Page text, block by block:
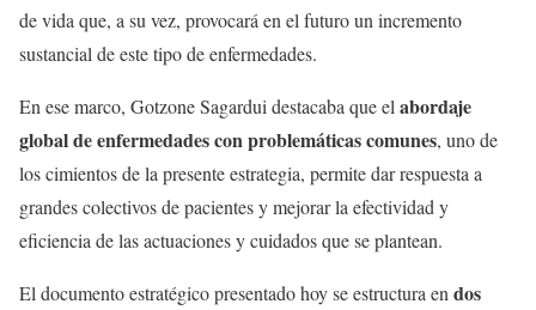
de vida que, a su vez, provocará en el futuro un incremento
sustancial de este tipo de enfermedades.
En ese marco, Gotzone Sagardui destacaba que el abordaje
global de enfermedades con problemáticas comunes, uno de
los cimientos de la presente estrategia, permite dar respuesta a
grandes colectivos de pacientes y mejorar la efectividad y
eficiencia de las actuaciones y cuidados que se plantean.
El documento estratégico presentado hoy se estructura en dos